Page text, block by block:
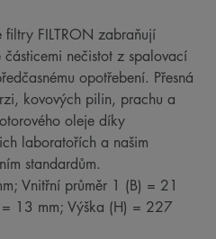
FILTRON zabraňují
nečistot z spalovací
opotřebení. Přesná
kovových pilin, prachu a
oleje díky
laboratořích a našim
standardům.
Vnitřní průměr 1 (B) = 21
13 mm; Výška (H) = 227